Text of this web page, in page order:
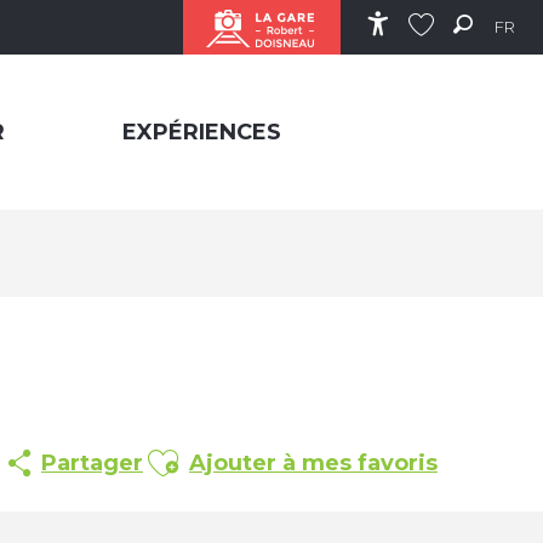
Accessibilité
FR
EXPÉRIENCES
Partager Ajouter aux favoris
Ajouter à mes favoris